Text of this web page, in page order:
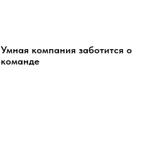
Умная компания заботится о
команде